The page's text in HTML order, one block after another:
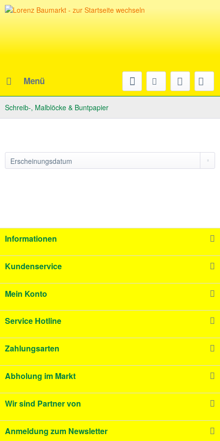
Menü
Schreib-, Malblöcke & Buntpapier
Informationen
Kundenservice
Mein Konto
Service Hotline
Zahlungsarten
Abholung im Markt
Wir sind Partner von
Anmeldung zum Newsletter